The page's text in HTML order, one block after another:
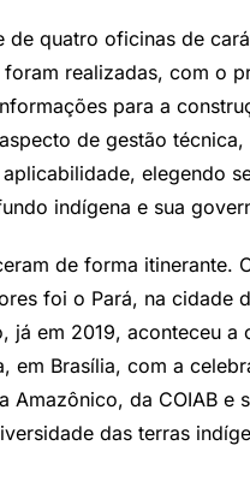
de quatro oficinas de
realizadas, com o
para a
de gestão
elegendo
indígena e sua
de forma itinerante.
foi o Pará, na cidade
já em 2019, aconteceu
em Brasília, com a
Amazônico, da COIAB
das terras